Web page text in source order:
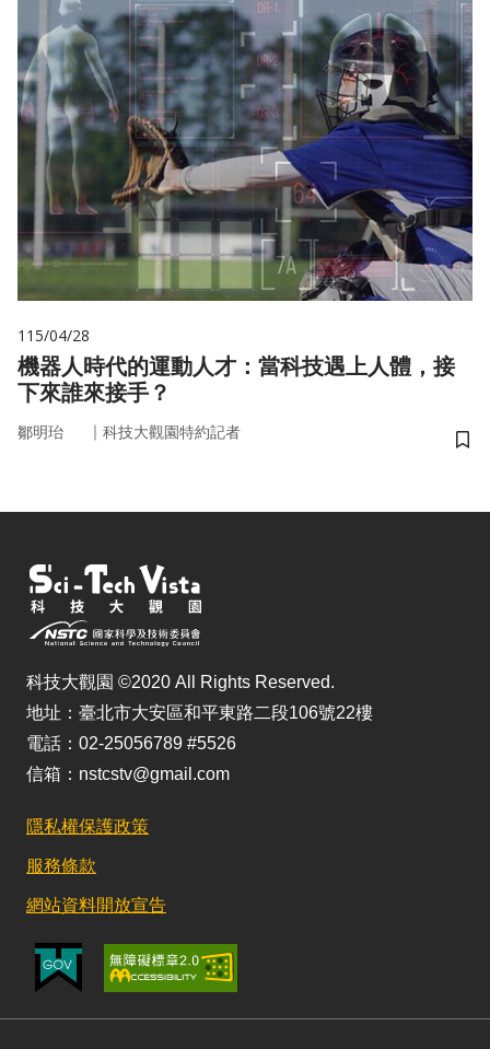
115/04/28
機器人時代的運動人才：當科技遇上人體，接
下來誰來接手？
鄒明珆 ｜ 科技大觀園特約記者
儲
科技大觀園 ©2020 All Rights Reserved.
地址：臺北市大安區和平東路二段106號22樓
電話：02-25056789 #5526
信箱：nstcstv@gmail.com
隱私權保護政策
服務條款
網站資料開放宣告